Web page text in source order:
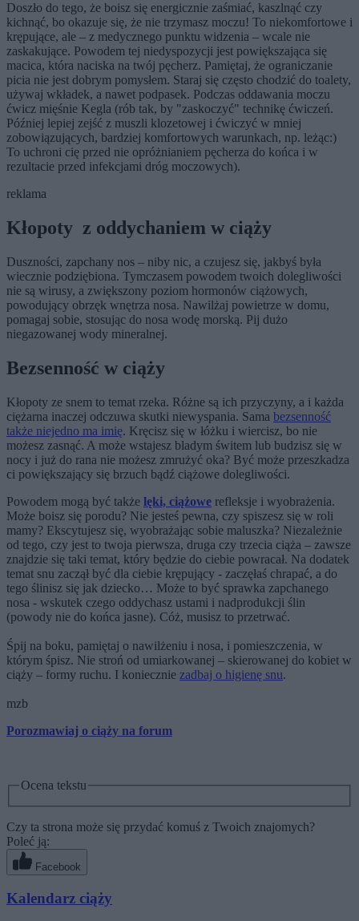
Doszło do tego, że boisz się energicznie zaśmiać, kaszlnąć czy
kichnąć, bo okazuje się, że nie trzymasz moczu! To niekomfortowe i
krępujące, ale – z medycznego punktu widzenia – wcale nie
zaskakujące. Powodem tej niedyspozycji jest powiększająca się
macica, która naciska na twój pęcherz. Pamiętaj, że ograniczanie
picia nie jest dobrym pomysłem. Staraj się często chodzić do toalety,
używaj wkładek, a nawet podpasek. Podczas oddawania moczu
ćwicz mięśnie Kegla (rób tak, by "zaskoczyć" technikę ćwiczeń.
Później lepiej zejść z muszli klozetowej i ćwiczyć w mniej
zobowiązujących, bardziej komfortowych warunkach, np. leżąc:)
To uchroni cię przed nie opróżnianiem pęcherza do końca i w
rezultacie przed infekcjami dróg moczowych).
reklama
Kłopoty z oddychaniem w ciąży
Duszności, zapchany nos – niby nic, a czujesz się, jakbyś była
wiecznie podziębiona. Tymczasem powodem twoich dolegliwości
nie są wirusy, a zwiększony poziom hormonów ciążowych,
powodujący obrzęk wnętrza nosa. Nawilżaj powietrze w domu,
pomagaj sobie, stosując do nosa wodę morską. Pij dużo
niegazowanej wody mineralnej.
Bezsenność w ciąży
Kłopoty ze snem to temat rzeka. Różne są ich przyczyny, a i każda
ciężarna inaczej odczuwa skutki niewyspania. Sama bezsenność
także niejedno ma imię. Kręcisz się w łóżku i wiercisz, bo nie
możesz zasnąć. A może wstajesz bladym świtem lub budzisz się w
nocy i już do rana nie możesz zmrużyć oka? Być może przeszkadza
ci powiększający się brzuch bądź ciążowe dolegliwości.
Powodem mogą być także lęki, ciążowe refleksje i wyobrażenia.
Może boisz się porodu? Nie jesteś pewna, czy spiszesz się w roli
mamy? Ekscytujesz się, wyobrażając sobie maluszka? Niezależnie
od tego, czy jest to twoja pierwsza, druga czy trzecia ciąża – zawsze
znajdzie się taki temat, który będzie do ciebie powracał. Na dodatek
temat snu zaczął być dla ciebie krępujący - zaczęłaś chrapać, a do
tego ślinisz się jak dziecko… Może to być sprawka zapchanego
nosa - wskutek czego oddychasz ustami i nadprodukcji ślin
(powody nie do końca jasne). Cóż, musisz to przetrwać.
Śpij na boku, pamiętaj o nawilżeniu i nosa, i pomieszczenia, w
którym śpisz. Nie stroń od umiarkowanej – skierowanej do kobiet w
ciąży – formy ruchu. I koniecznie zadbaj o higienę snu.
mzb
Porozmawiaj o ciąży na forum
Ocena tekstu
Czy ta strona może się przydać komuś z Twoich znajomych?
Poleć ją:
Facebook
Kalendarz ciąży